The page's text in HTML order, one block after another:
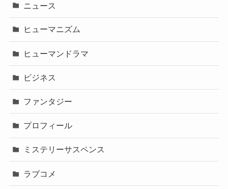
ニュース
ヒューマニズム
ヒューマンドラマ
ビジネス
ファンタジー
プロフィール
ミステリーサスペンス
ラブコメ